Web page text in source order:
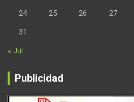
24 25 26 27
31
« Jul
Publicidad